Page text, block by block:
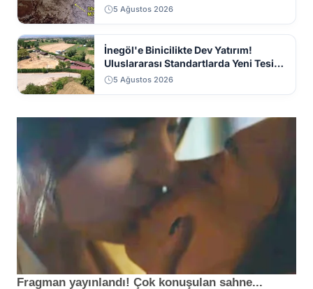
5 Ağustos 2026
İnegöl'e Binicilikte Dev Yatırım!
Uluslararası Standartlarda Yeni Tesis
Geliyor
5 Ağustos 2026